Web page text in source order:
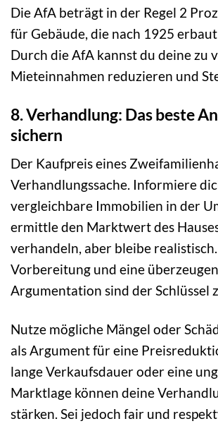
Die AfA beträgt in der Regel 2
für Gebäude, die nach 1925
Durch die AfA kannst du deine zu
Mieteinnahmen reduzieren und
8. Verhandlung: Das beste
sichern
Der Kaufpreis eines
Verhandlungssache. Informiere
vergleichbare Immobilien in der
ermittle den Marktwert des
verhandeln, aber bleibe
Vorbereitung und eine
Argumentation sind der Schlüssel
Nutze mögliche Mängel oder
als Argument für eine
lange Verkaufsdauer oder eine
Marktlage können deine
stärken. Sei jedoch fair und